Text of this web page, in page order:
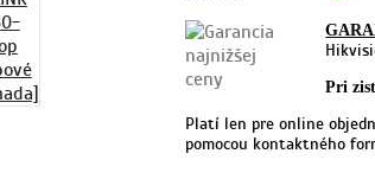
Pri
Platí len pre online
pomocou kontaktného